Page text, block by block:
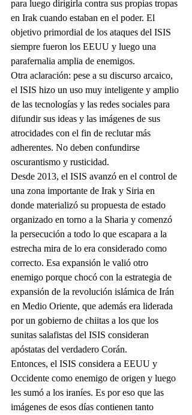
para luego dirigirla contra sus propias tropas
en Irak cuando estaban en el poder. El
objetivo primordial de los ataques del ISIS
siempre fueron los EEUU y luego una
parafernalia amplia de enemigos.
Otra aclaración: pese a su discurso arcaico,
el ISIS hizo un uso muy inteligente y amplio
de las tecnologías y las redes sociales para
difundir sus ideas y las imágenes de sus
atrocidades con el fin de reclutar más
adherentes. No deben confundirse
oscurantismo y rusticidad.
Desde 2013, el ISIS avanzó en el control de
una zona importante de Irak y Siria en
donde materializó su propuesta de estado
organizado en torno a la Sharia y comenzó
la persecución a todo lo que escapara a la
estrecha mira de lo era considerado como
correcto. Esa expansión le valió otro
enemigo porque chocó con la estrategia de
expansión de la revolución islámica de Irán
en Medio Oriente, que además era liderada
por un gobierno de chiitas a los que los
sunitas salafistas del ISIS consideran
apóstatas del verdadero Corán.
Entonces, el ISIS considera a EEUU y
Occidente como enemigo de origen y luego
les sumó a los iraníes. Es por eso que las
imágenes de esos días contienen tanto